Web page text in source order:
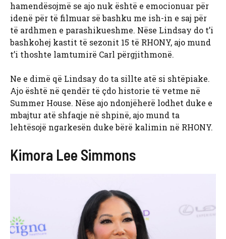
hamendësojmë se ajo nuk është e emocionuar për
idenë për të filmuar së bashku me ish-in e saj për
të ardhmen e parashikueshme. Nëse Lindsay do t’i
bashkohej kastit të sezonit 15 të RHONY, ajo mund
t’i thoshte lamtumirë Carl përgjithmonë.
Ne e dimë që Lindsay do ta sillte atë si shtëpiake.
Ajo është në qendër të çdo historie të vetme në
Summer House. Nëse ajo ndonjëherë lodhet duke e
mbajtur atë shfaqje në shpinë, ajo mund ta
lehtësojë ngarkesën duke bërë kalimin në RHONY.
Kimora Lee Simmons